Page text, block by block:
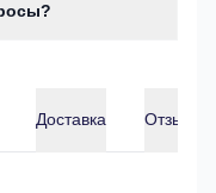
Доставка Отзывы